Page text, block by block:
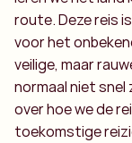
route. Deze reis
voor het
veilige, maar
normaal niet snel
over hoe we de
toekomstige